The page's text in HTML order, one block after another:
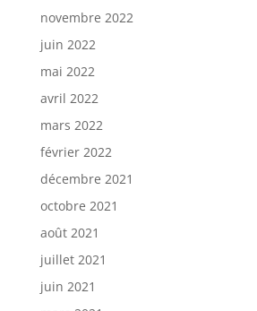
novembre 2022
juin 2022
mai 2022
avril 2022
mars 2022
février 2022
décembre 2021
octobre 2021
août 2021
juillet 2021
juin 2021